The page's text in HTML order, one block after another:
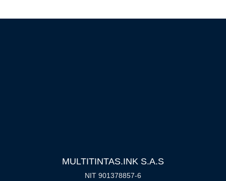
MULTITINTAS.INK S.A.S
NIT 901378857-6